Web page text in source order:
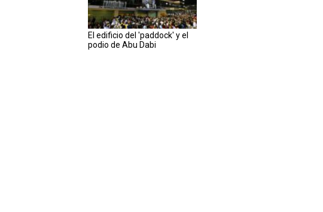
El edificio del 'paddock' y el
podio de Abu Dabi